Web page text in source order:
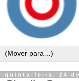
quinta-feira, 24